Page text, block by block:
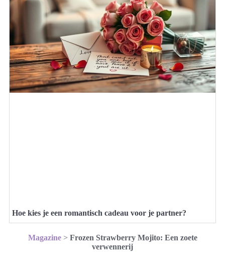
Hoe kies je een romantisch cadeau voor je partner?
Magazine> Frozen Strawberry Mojito: Een zoete
verwennerij